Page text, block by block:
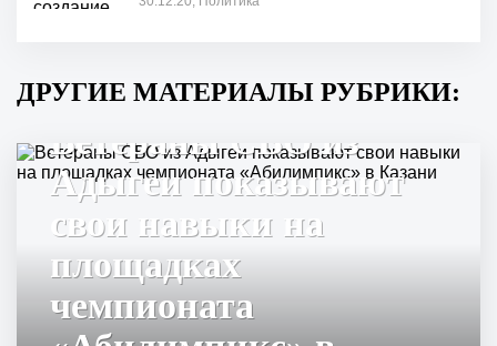
ДРУГИЕ МАТЕРИАЛЫ РУБРИКИ:
Ветераны СВО из
Адыгеи показывают
свои навыки на
площадках
чемпионата